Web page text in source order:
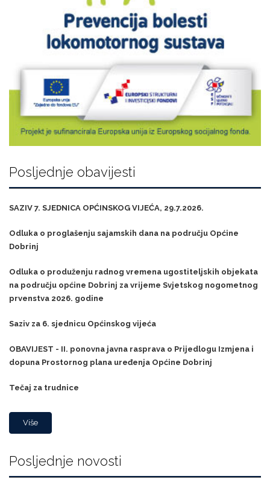
Posljednje obavijesti
SAZIV 7. SJEDNICA OPĆINSKOG VIJEĆA, 29.7.2026.
Odluka o proglašenju sajamskih dana na području Općine
Dobrinj
Odluka o produženju radnog vremena ugostiteljskih objekata
na području općine Dobrinj za vrijeme Svjetskog nogometnog
prvenstva 2026. godine
Saziv za 6. sjednicu Općinskog vijeća
OBAVIJEST - II. ponovna javna rasprava o Prijedlogu Izmjena i
dopuna Prostornog plana uređenja Općine Dobrinj
Tečaj za trudnice
Više
Posljednje novosti